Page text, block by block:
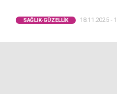
SAĞLIK-GÜZELLIK 18.11.2025 -